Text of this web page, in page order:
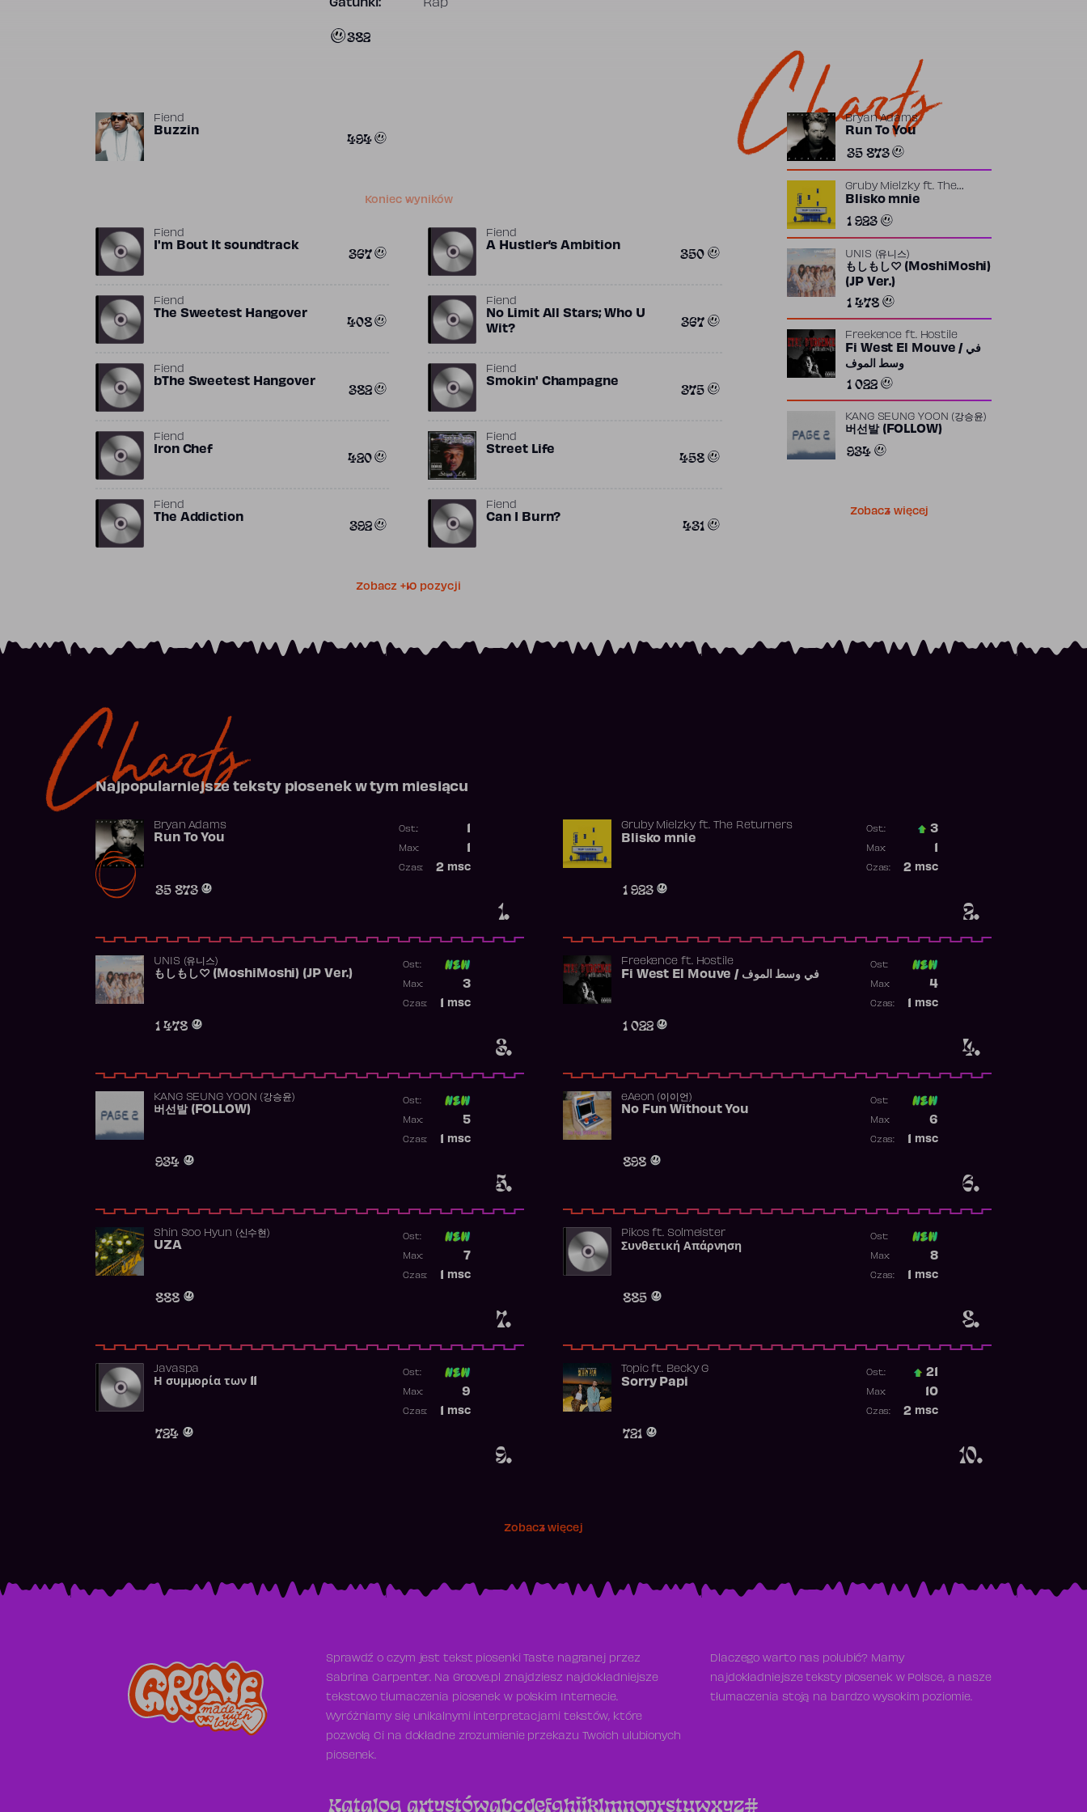
Gatunki: Rap
382
Fiend
Buzzin 494
Koniec wyników
Fiend
I'm Bout It soundtrack 367
Fiend
A Hustler’s Ambition 350
Fiend
The Sweetest Hangover 408
Fiend
No Limit All Stars; Who U
Wit?
367
Fiend
bThe Sweetest Hangover 382
Fiend
Smokin' Champagne 375
Fiend
Iron Chef 420
Fiend
Street Life 458
Fiend
The Addiction 392
Fiend
Can I Burn? 431
Zobacz +10 pozycji
Charts
Bryan Adams
Run To You
35 873
Gruby Mielzkyft.
The
Returners
Blisko mnie
1 923
UNIS (유니스)
もしもし♡ (MoshiMoshi)
(JP Ver.)
1 478
Freekence ft. Hostile
Fi West El Mouve / في
وسط الموف
1 022
KANG SEUNG YOON (강승윤)
버선발 (FOLLOW)
934
Zobacz więcej
Charts
Najpopularniejsze teksty piosenek w tym miesiącu
1.
Bryan Adams
Run To You
35 873
Ost.:
Max:
2 msc
Czas:
2.
Gruby Mielzkyft. The Returners
Blisko mnie
1 923
Ost.: 3
Max:
2 msc
Czas:
3.
UNIS (유니스)
もしもし♡ (MoshiMoshi) (JP Ver.)
1 478
Ost:
3
Max:
msc
Czas:
4.
Freekence ft. Hostile
Fi West El Mouve / في وسط الموف
1 022
Ost:
4
Max:
msc
Czas:
5.
KANG SEUNG YOON (강승윤)
버선발 (FOLLOW)
934
Ost:
5
Max:
msc
Czas:
6.
​eAeon (이이언)
No Fun Without You
898
Ost:
6
Max:
msc
Czas:
7.
Shin Soo Hyun (신수현)
UZA
888
Ost:
7
Max:
msc
Czas:
8.
Pikosft. Solmeister
Συνθετική Απάρνηση
885
Ost:
8
Max:
msc
Czas:
9.
Javaspa
Η συμμορία των 11
724
Ost:
9
Max:
msc
Czas:
10.
Topicft. Becky G
Sorry Papi
721
Ost.: 21
10
Max:
2 msc
Czas:
Zobacz więcej
Sprawdź o czym jest tekst piosenki Taste nagranej przez
Sabrina Carpenter. Na Groove.pl znajdziesz najdokładniejsze
tekstowo tłumaczenia piosenek w polskim Internecie.
Wyróżniamy się unikalnymi interpretacjami tekstów, które
pozwolą Ci na dokładne zrozumienie przekazu Twoich ulubionych
piosenek.
Dlaczego warto nas polubić? Mamy
najdokładniejsze teksty piosenek w Polsce, a nasze
tłumaczenia stoją na bardzo wysokim poziomie.
Katalog artystówabcdefghijklmnoprstuwxyz#